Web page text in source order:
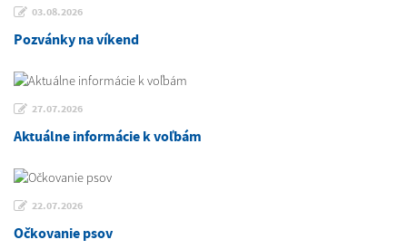
03.08.2026
Pozvánky na víkend
27.07.2026
Aktuálne informácie k voľbám
22.07.2026
Očkovanie psov